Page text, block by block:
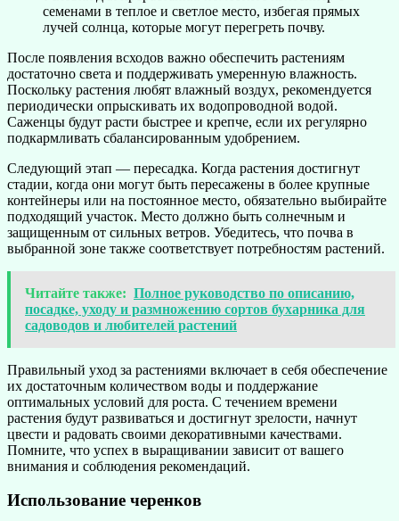
семенами в теплое и светлое место, избегая прямых
лучей солнца, которые могут перегреть почву.
После появления всходов важно обеспечить растениям
достаточно света и поддерживать умеренную влажность.
Поскольку растения любят влажный воздух, рекомендуется
периодически опрыскивать их водопроводной водой.
Саженцы будут расти быстрее и крепче, если их регулярно
подкармливать сбалансированным удобрением.
Следующий этап — пересадка. Когда растения достигнут
стадии, когда они могут быть пересажены в более крупные
контейнеры или на постоянное место, обязательно выбирайте
подходящий участок. Место должно быть солнечным и
защищенным от сильных ветров. Убедитесь, что почва в
выбранной зоне также соответствует потребностям растений.
Читайте также: Полное руководство по описанию,
посадке, уходу и размножению сортов бухарника для
садоводов и любителей растений
Правильный уход за растениями включает в себя обеспечение
их достаточным количеством воды и поддержание
оптимальных условий для роста. С течением времени
растения будут развиваться и достигнут зрелости, начнут
цвести и радовать своими декоративными качествами.
Помните, что успех в выращивании зависит от вашего
внимания и соблюдения рекомендаций.
Использование черенков